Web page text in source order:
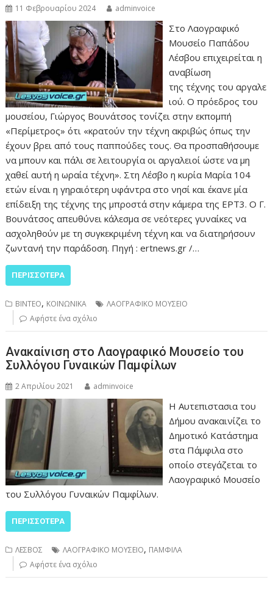
11 Φεβρουαρίου 2024 adminvoice
Στο Λαογραφικό
Μουσείο Παπάδου
Λέσβου επιχειρείται η
αναβίωση
της τέχνης του αργαλε
ιού. Ο πρόεδρος του
μουσείου, Γιώργος Βουνάτσος τονίζει στην εκπομπή
«Περίμετρος» ότι «κρατούν την τέχνη ακριβώς όπως την
έχουν βρει από τους παππούδες τους. Θα προσπαθήσουμε
να μπουν και πάλι σε λειτουργία οι αργαλειοί ώστε να μη
χαθεί αυτή η ωραία τέχνη». Στη Λέσβο η κυρία Μαρία 104
ετών είναι η γηραιότερη υφάντρα στο νησί και έκανε μία
επίδειξη της τέχνης της μπροστά στην κάμερα της ΕΡΤ3. Ο Γ.
Βουνάτσος απευθύνει κάλεσμα σε νεότερες γυναίκες να
ασχοληθούν με τη συγκεκριμένη τέχνη και να διατηρήσουν
ζωντανή την παράδοση. Πηγή : ertnews.gr /…
ΠΕΡΙΣΣΌΤΕΡΑ
ΒΙΝΤΕΟ, ΚΟΙΝΩΝΙΚΑ
ΛΑΟΓΡΑΦΙΚΟ ΜΟΥΣΕΙΟ
Αφήστε ένα σχόλιο
Ανακαίνιση στο Λαογραφικό Μουσείο του
Συλλόγου Γυναικών Παμφίλων
2 Απριλίου 2021 adminvoice
Η Αυτεπιστασια του
Δήμου ανακαινίζει το
Δημοτικό Κατάστημα
στα Πάμφιλα στο
οποίο στεγάζεται το
Λαογραφικό Μουσείο
του Συλλόγου Γυναικών Παμφίλων.
ΠΕΡΙΣΣΌΤΕΡΑ
ΛΕΣΒΟΣ ΛΑΟΓΡΑΦΙΚΟ ΜΟΥΣΕΙΟ, ΠΑΜΦΙΛΑ
Αφήστε ένα σχόλιο